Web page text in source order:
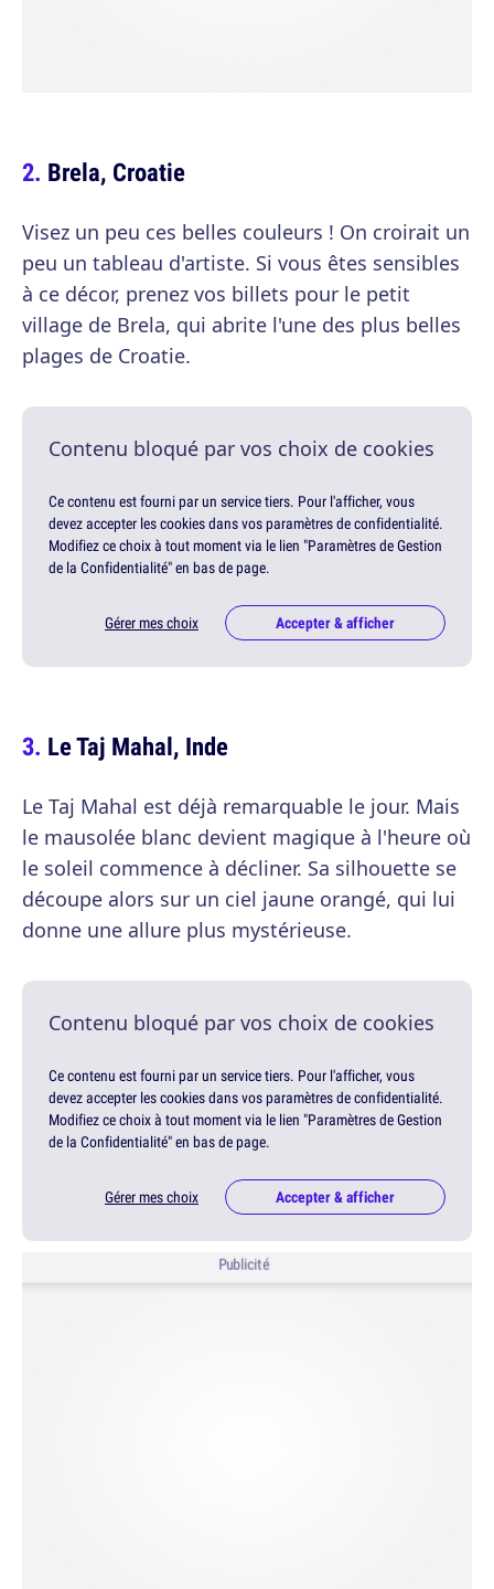
Brela, Croatie
Visez un peu ces belles couleurs ! On croirait un
peu un tableau d'artiste. Si vous êtes sensibles
à ce décor, prenez vos billets pour le petit
village de Brela, qui abrite l'une des plus belles
plages de Croatie.
Contenu bloqué par vos choix de cookies
Ce contenu est fourni par un service tiers. Pour l'afficher, vous
devez accepter les cookies dans vos paramètres de confidentialité.
Modifiez ce choix à tout moment via le lien "Paramètres de Gestion
de la Confidentialité" en bas de page.
Gérer mes choix Accepter & afficher
Le Taj Mahal, Inde
Le Taj Mahal est déjà remarquable le jour. Mais
le mausolée blanc devient magique à l'heure où
le soleil commence à décliner. Sa silhouette se
découpe alors sur un ciel jaune orangé, qui lui
donne une allure plus mystérieuse.
Contenu bloqué par vos choix de cookies
Ce contenu est fourni par un service tiers. Pour l'afficher, vous
devez accepter les cookies dans vos paramètres de confidentialité.
Modifiez ce choix à tout moment via le lien "Paramètres de Gestion
de la Confidentialité" en bas de page.
Gérer mes choix Accepter & afficher
Publicité